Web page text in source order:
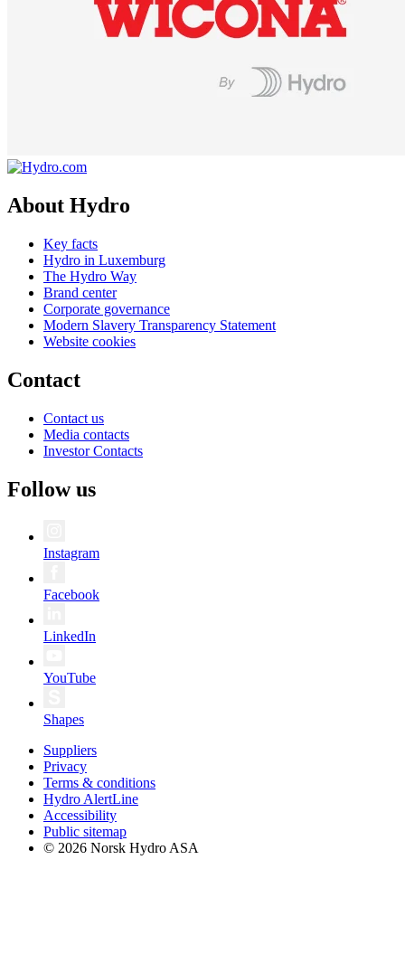
About Hydro
Key facts
Hydro in Luxemburg
The Hydro Way
Brand center
Corporate governance
Modern Slavery Transparency Statement
Website cookies
Contact
Contact us
Media contacts
Investor Contacts
Follow us
Instagram
Facebook
LinkedIn
YouTube
Shapes
Suppliers
Privacy
Terms & conditions
Hydro AlertLine
Accessibility
Public sitemap
© 2026 Norsk Hydro ASA